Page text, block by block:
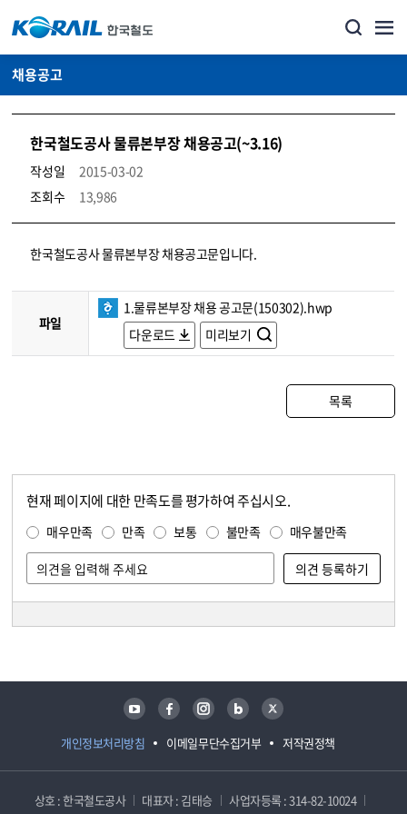
채용공고
한국철도공사 물류본부장 채용공고(~3.16)
작성일
2015-03-02
조회수
13,986
코레일소개_경영공시_채용공고 상세보기 – 내용, 파일, 담당자 연락처로 구성
한국철도공사 물류본부장 채용공고문입니다.
파일
1.물류본부장 채용 공고문(150302).hwp
다운로드
미리보기
목록
현재 페이지에 대한 만족도를 평가하여 주십시오.
매우만족 만족 보통 불만족 매우불만족
개인정보처리방침 이메일무단수집거부 저작권정책
유튜브 페이스북 인스타그램 블로그 트위터
상호 : 한국철도공사 대표자 : 김태승
사업자등록 : 314-82-10024